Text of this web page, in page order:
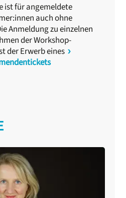
ist für angemeldete
auch ohne
Anmeldung zu einzelnen
der Workshop-
der Erwerb eines